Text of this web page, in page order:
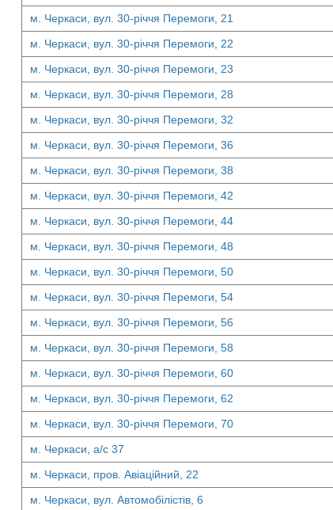
м. Черкаси, вул. 30-річчя Перемоги, 21
м. Черкаси, вул. 30-річчя Перемоги, 22
м. Черкаси, вул. 30-річчя Перемоги, 23
м. Черкаси, вул. 30-річчя Перемоги, 28
м. Черкаси, вул. 30-річчя Перемоги, 32
м. Черкаси, вул. 30-річчя Перемоги, 36
м. Черкаси, вул. 30-річчя Перемоги, 38
м. Черкаси, вул. 30-річчя Перемоги, 42
м. Черкаси, вул. 30-річчя Перемоги, 44
м. Черкаси, вул. 30-річчя Перемоги, 48
м. Черкаси, вул. 30-річчя Перемоги, 50
м. Черкаси, вул. 30-річчя Перемоги, 54
м. Черкаси, вул. 30-річчя Перемоги, 56
м. Черкаси, вул. 30-річчя Перемоги, 58
м. Черкаси, вул. 30-річчя Перемоги, 60
м. Черкаси, вул. 30-річчя Перемоги, 62
м. Черкаси, вул. 30-річчя Перемоги, 70
м. Черкаси, а/с 37
м. Черкаси, пров. Авіаційний, 22
м. Черкаси, вул. Автомобілістів, 6